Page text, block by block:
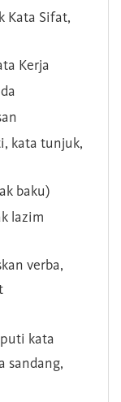
Kata Sifat,
Kerja
kata tunjuk,
baku)
lazim
verba,
kata
sandang,